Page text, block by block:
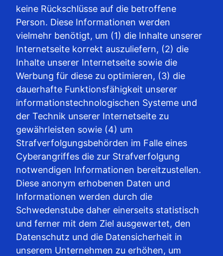
keine Rückschlüsse auf die betroffene
Person. Diese Informationen werden
vielmehr benötigt, um (1) die Inhalte unserer
Internetseite korrekt auszuliefern, (2) die
Inhalte unserer Internetseite sowie die
Werbung für diese zu optimieren, (3) die
dauerhafte Funktionsfähigkeit unserer
informationstechnologischen Systeme und
der Technik unserer Internetseite zu
gewährleisten sowie (4) um
Strafverfolgungsbehörden im Falle eines
Cyberangriffes die zur Strafverfolgung
notwendigen Informationen bereitzustellen.
Diese anonym erhobenen Daten und
Informationen werden durch die
Schwedenstube daher einerseits statistisch
und ferner mit dem Ziel ausgewertet, den
Datenschutz und die Datensicherheit in
unserem Unternehmen zu erhöhen, um